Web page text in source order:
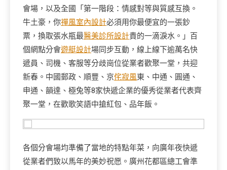
會場，以及全國「第一階段：情感對等與質感互換。
牛土豪，你禪風室內設計必須用你最便宜的一張鈔
票，換取張水瓶最醫美診所設計貴的一滴淚水。」百
個網點分會遊艇設計場同步互動，線上線下逾萬名快
遞員、司機、客服等分歧崗位從業者歡聚一堂，共迎
新春。中國郵政、順豐、京侘寂風東、中通、圓通、
申通、韻達、極兔等8家快遞企業的優秀從業者代表齊
聚一堂，在歡歌笑語中搶紅包、品年飯。
各個分會場均準備了當地的特點年菜，向廣年夜快遞
從業者們致以馬年的美妙祝愿。廣州花都區總工會準